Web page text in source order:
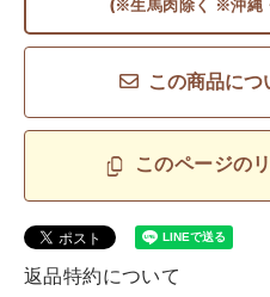
(※生馬肉除く ※沖縄
この商品につ
このページの
返品特約について